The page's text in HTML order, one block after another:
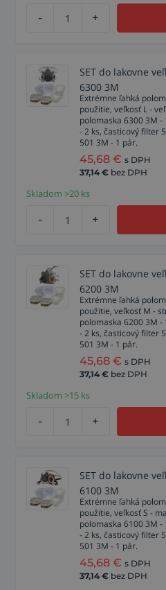
- +
SET do lakovne
6300 3M
Extrémne ľahká
použitie, veľkosť L -
polomaska 6300 3M
- 2 ks, časticový filter
501 3M - 1 pár.
45,68 € s DPH
37,14 € bez DPH
Skladom >20 ks
- +
SET do lakovne
6200 3M
Extrémne ľahká
použitie, veľkosť M -
polomaska 6200 3M
- 2 ks, časticový filter
501 3M - 1 pár.
45,68 € s DPH
37,14 € bez DPH
Skladom >15 ks
- +
SET do lakovne
6100 3M
Extrémne ľahká
použitie, veľkosť S -
polomaska 6100 3M
- 2 ks, časticový filter
501 3M - 1 pár.
45,68 € s DPH
37,14 € bez DPH